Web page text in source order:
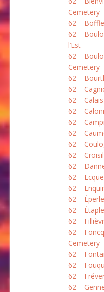
Cemetery
62 –
62 –
l’Est
62 –
Cemetery
62 –
62 –
62 –
62 –
62 –
62 –
62 –
62 –
62 –
62 –
62 –
62 –
62 –
62 –
62 –
Cemetery
62 –
62 –
62 –
62 –